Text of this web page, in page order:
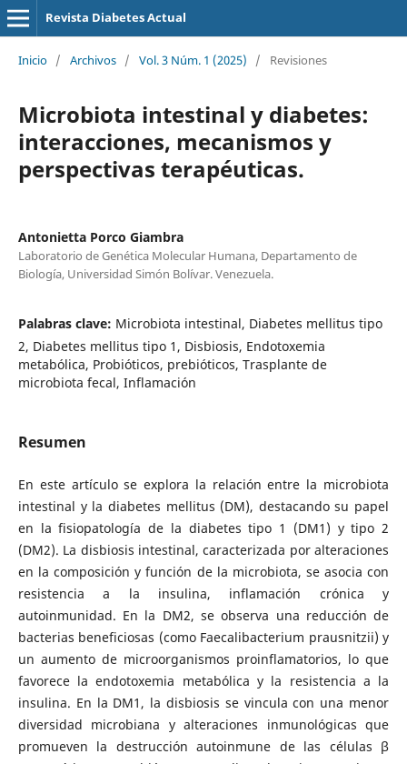
Revista Diabetes Actual
Inicio / Archivos / Vol. 3 Núm. 1 (2025) / Revisiones
Microbiota intestinal y diabetes:
interacciones, mecanismos y
perspectivas terapéuticas.
Antonietta Porco Giambra
Laboratorio de Genética Molecular Humana, Departamento de
Biología, Universidad Simón Bolívar. Venezuela.
Palabras clave: Microbiota intestinal, Diabetes mellitus tipo
2, Diabetes mellitus tipo 1, Disbiosis, Endotoxemia
metabólica, Probióticos, prebióticos, Trasplante de
microbiota fecal, Inflamación
Resumen
En este artículo se explora la relación entre la microbiota
intestinal y la diabetes mellitus (DM), destacando su papel
en la fisiopatología de la diabetes tipo 1 (DM1) y tipo 2
(DM2). La disbiosis intestinal, caracterizada por alteraciones
en la composición y función de la microbiota, se asocia con
resistencia a la insulina, inflamación crónica y
autoinmunidad. En la DM2, se observa una reducción de
bacterias beneficiosas (como Faecalibacterium prausnitzii) y
un aumento de microorganismos proinflamatorios, lo que
favorece la endotoxemia metabólica y la resistencia a la
insulina. En la DM1, la disbiosis se vincula con una menor
diversidad microbiana y alteraciones inmunológicas que
promueven la destrucción autoinmune de las células β